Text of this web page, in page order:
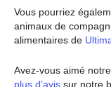
Vous pourriez
animaux de
alimentaires de
Avez-vous aimé
plus d’avis sur notre